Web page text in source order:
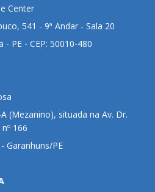
Center
541 - 9ª Andar - Sala 20
- PE - CEP: 50010-480
(Mezanino), situada na Av. Dr.
166
Garanhuns/PE